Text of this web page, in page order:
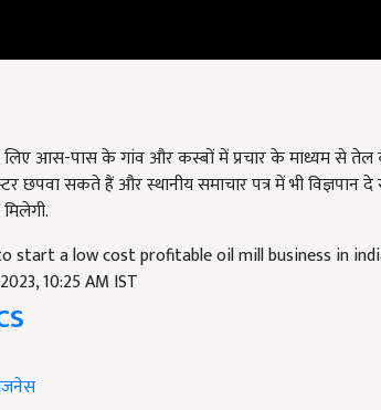
आस-पास के गांव और कस्बों में प्रचार के माध्यम से तेल
छपवा सकते हैं और स्थानीय समाचार पत्र में भी
start a low cost profitable oil mill business in
10:25 AM IST